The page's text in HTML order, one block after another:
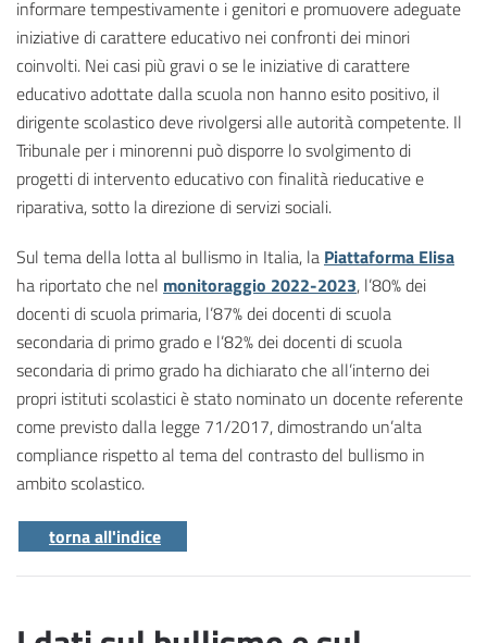
informare tempestivamente i genitori e promuovere adeguate
iniziative di carattere educativo nei confronti dei minori
coinvolti. Nei casi più gravi o se le iniziative di carattere
educativo adottate dalla scuola non hanno esito positivo, il
dirigente scolastico deve rivolgersi alle autorità competente. Il
Tribunale per i minorenni può disporre lo svolgimento di
progetti di intervento educativo con finalità rieducative e
riparativa, sotto la direzione di servizi sociali.
Sul tema della lotta al bullismo in Italia, la Piattaforma Elisa
ha riportato che nel monitoraggio 2022-2023, l’80% dei
docenti di scuola primaria, l’87% dei docenti di scuola
secondaria di primo grado e l’82% dei docenti di scuola
secondaria di primo grado ha dichiarato che all’interno dei
propri istituti scolastici è stato nominato un docente referente
come previsto dalla legge 71/2017, dimostrando un’alta
compliance rispetto al tema del contrasto del bullismo in
ambito scolastico.
torna all'indice